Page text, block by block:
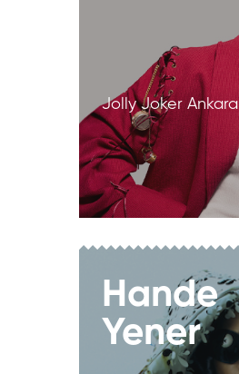
Jolly Joker Ankara
Hande
Yener